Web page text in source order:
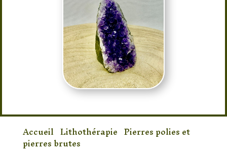
Accueil Lithothérapie Pierres polies et
pierres brutes